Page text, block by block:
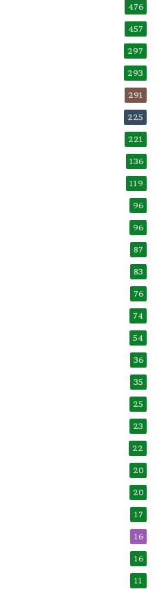
476
457
297
293
291
225
221
136
119
96
96
87
83
76
74
54
36
35
25
23
22
20
20
17
16
16
11